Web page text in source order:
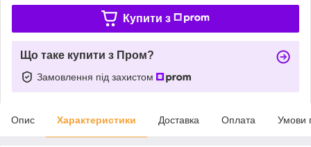
Купити з
Що таке купити з Пром?
Замовлення під захистом
Опис Характеристики Доставка Оплата Умови